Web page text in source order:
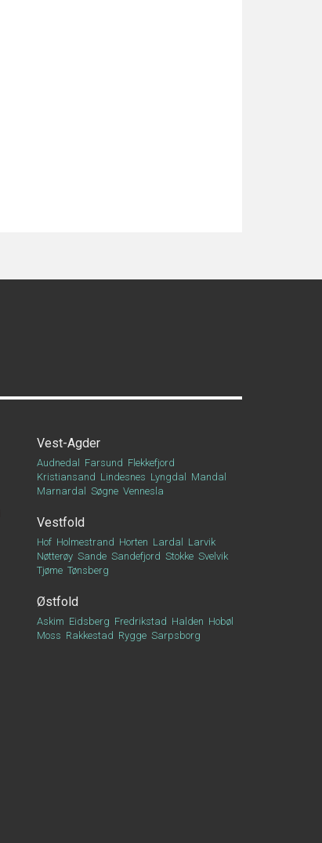
Vest-Agder
Audnedal Farsund Flekkefjord
Kristiansand Lindesnes Lyngdal
Mandal
Marnardal
Søgne Vennesla
Vestfold
Hof Holmestrand Horten Lardal
Larvik
Nøtterøy Sande Sandefjord Stokke Svelvik
Tjøme Tønsberg
Østfold
Askim Eidsberg Fredrikstad Halden Hobøl
Moss Rakkestad Rygge Sarpsborg